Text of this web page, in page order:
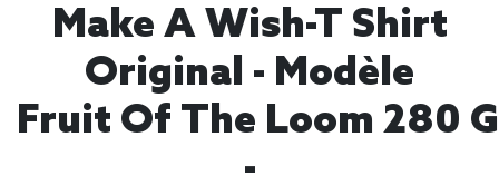
Make A Wish-T Shirt
Original - Modèle
Fruit Of The Loom 280
-